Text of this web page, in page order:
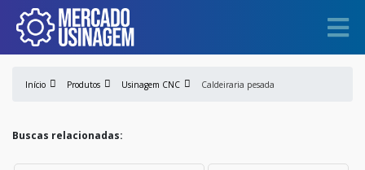
Início Produtos Usinagem CNC Caldeiraria pesada
Buscas relacionadas: